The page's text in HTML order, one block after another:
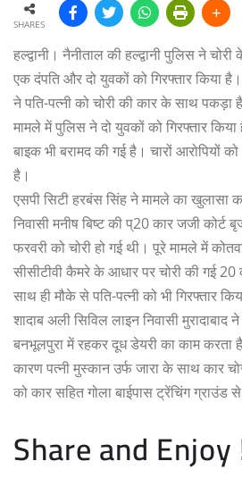
SHARES
हल्द्वानी। नैनीताल की हल्द्वानी पुलिस ने
एक दंपति और दो युवकों को गिरफ्तार किया
ने पति-पत्नी को चोरी की कार के साथ
मामले में पुलिस ने दो युवकों को गिरफ्तार
बाइक भी बरामद की गई है। चारों आरोपियों
है।
एसपी सिटी हरबंस सिंह ने मामले का खुलासा
निवासी मनीष बिष्ट की प्20 कार जजी कोर्ट
फरवरी को चोरी हो गई थी। पूरे मामले में
सीसीटीवी कैमरे के आधार पर चोरी की गई 20
साथ ही मौके से पति-पत्नी को भी गिरफ्तार
शादाब अली सिविल लाइन निवासी मुरादाबाद
बनभूलपुरा में रहकर दूध डेयरी का काम
कारण पत्नी मुस्कान उर्फ जारा के साथ कार
को कार सहित गोला बाईपास ट्रेंचिंग ग्राउंड से
Share and Enjoy